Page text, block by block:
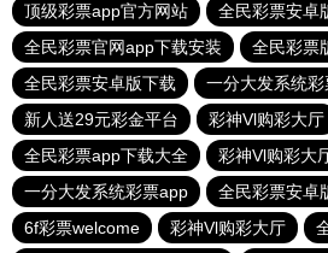
顶级彩票app官方网站
全民彩票安卓
全民彩票官网app下载安装
全民彩票
全民彩票安卓版下载
一分大发系统
新人送29元彩金平台
彩神Vl购彩大厅
全民彩票app下载大全
彩神Vl购彩大
一分大发系统彩票app
全民彩票安卓
6f彩票welcome
彩神Vl购彩大厅